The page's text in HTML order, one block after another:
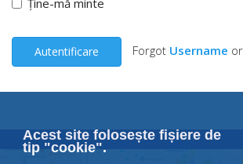
Acest site folosește fișiere de
tip "cookie".
Ține-mă minte
Autentificare Forgot Username or